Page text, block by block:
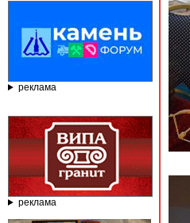
реклама
реклама